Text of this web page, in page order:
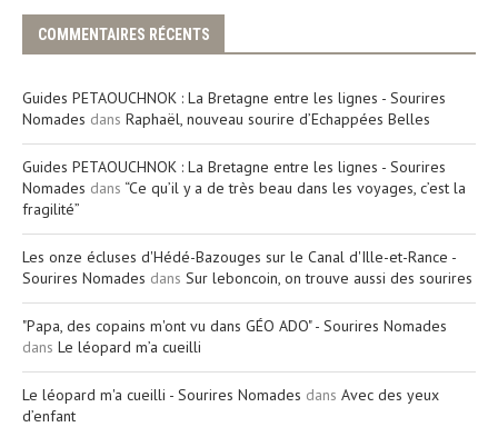
COMMENTAIRES RÉCENTS
Guides PETAOUCHNOK : La Bretagne entre les lignes - Sourires
Nomades dans Raphaël, nouveau sourire d’Echappées Belles
Guides PETAOUCHNOK : La Bretagne entre les lignes - Sourires
Nomades dans “Ce qu’il y a de très beau dans les voyages, c’est la
fragilité”
Les onze écluses d'Hédé-Bazouges sur le Canal d'Ille-et-Rance -
Sourires Nomades dans Sur leboncoin, on trouve aussi des sourires
"Papa, des copains m'ont vu dans GÉO ADO" - Sourires Nomades
dans Le léopard m’a cueilli
Le léopard m'a cueilli - Sourires Nomades dans Avec des yeux
d’enfant